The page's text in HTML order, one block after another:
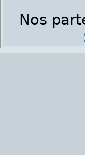
Nos